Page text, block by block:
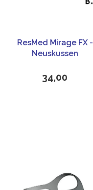
ResMed Mirage FX -
Neuskussen
34,00